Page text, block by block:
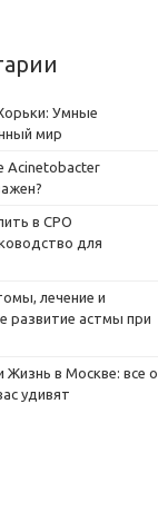
Умные
мир
Acinetobacter
в СРО
для
лечение и
астмы при
Жизнь в Москве: все о
удивят